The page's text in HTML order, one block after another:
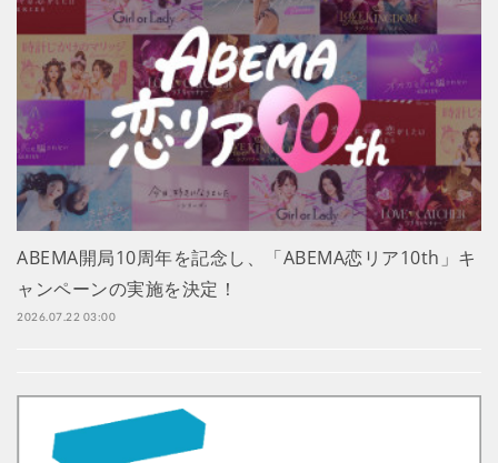
ABEMA開局10周年を記念し、「ABEMA恋リア10th」キ
ャンペーンの実施を決定！
2026.07.22 03:00